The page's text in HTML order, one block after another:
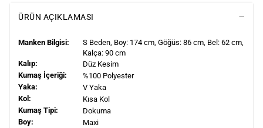
ÜRÜN AÇIKLAMASI
Manken Bilgisi: S Beden, Boy: 174 cm, Göğüs: 86 cm, Bel: 62 cm,
Kalça: 90 cm
Kalıp:
Düz Kesim
Kumaş İçeriği:
%100 Polyester
Yaka:
V Yaka
Kol:
Kısa Kol
Kumaş Tipi:
Dokuma
Boy:
Maxi